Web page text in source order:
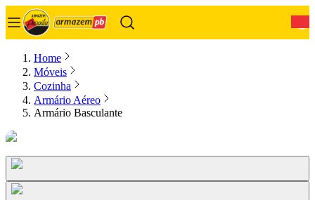
Home
Móveis
Cozinha
Armário Aéreo
Armário Basculante